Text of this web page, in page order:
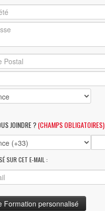
JOINDRE ?(CHAMPS OBLIGATOIRES)
SUR CET E-MAIL :